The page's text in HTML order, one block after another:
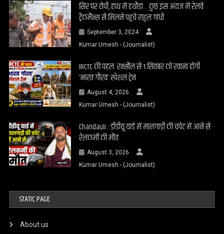
सिर पर टोपी, हाथ में हथौड़ा… कुछ इस अंदाज में रेलवे
ट्रैकमैन्स से मिलने पहुंचे राहुल गांधी
September 3, 2024
Kumar Umesh - (Journalist)
IRCTC की पहल: रक्सौल से 1 सितंबर को रवाना होगी
‘भारत गौरव’ स्पेशल ट्रेन
August 4, 2026
Kumar Umesh - (Journalist)
Chandauli : डीडीयू यार्ड में मालगाड़ी की चपेट में आने से
रेलकर्मी की मौत
August 3, 2026
Kumar Umesh - (Journalist)
STATIC PAGE
About us